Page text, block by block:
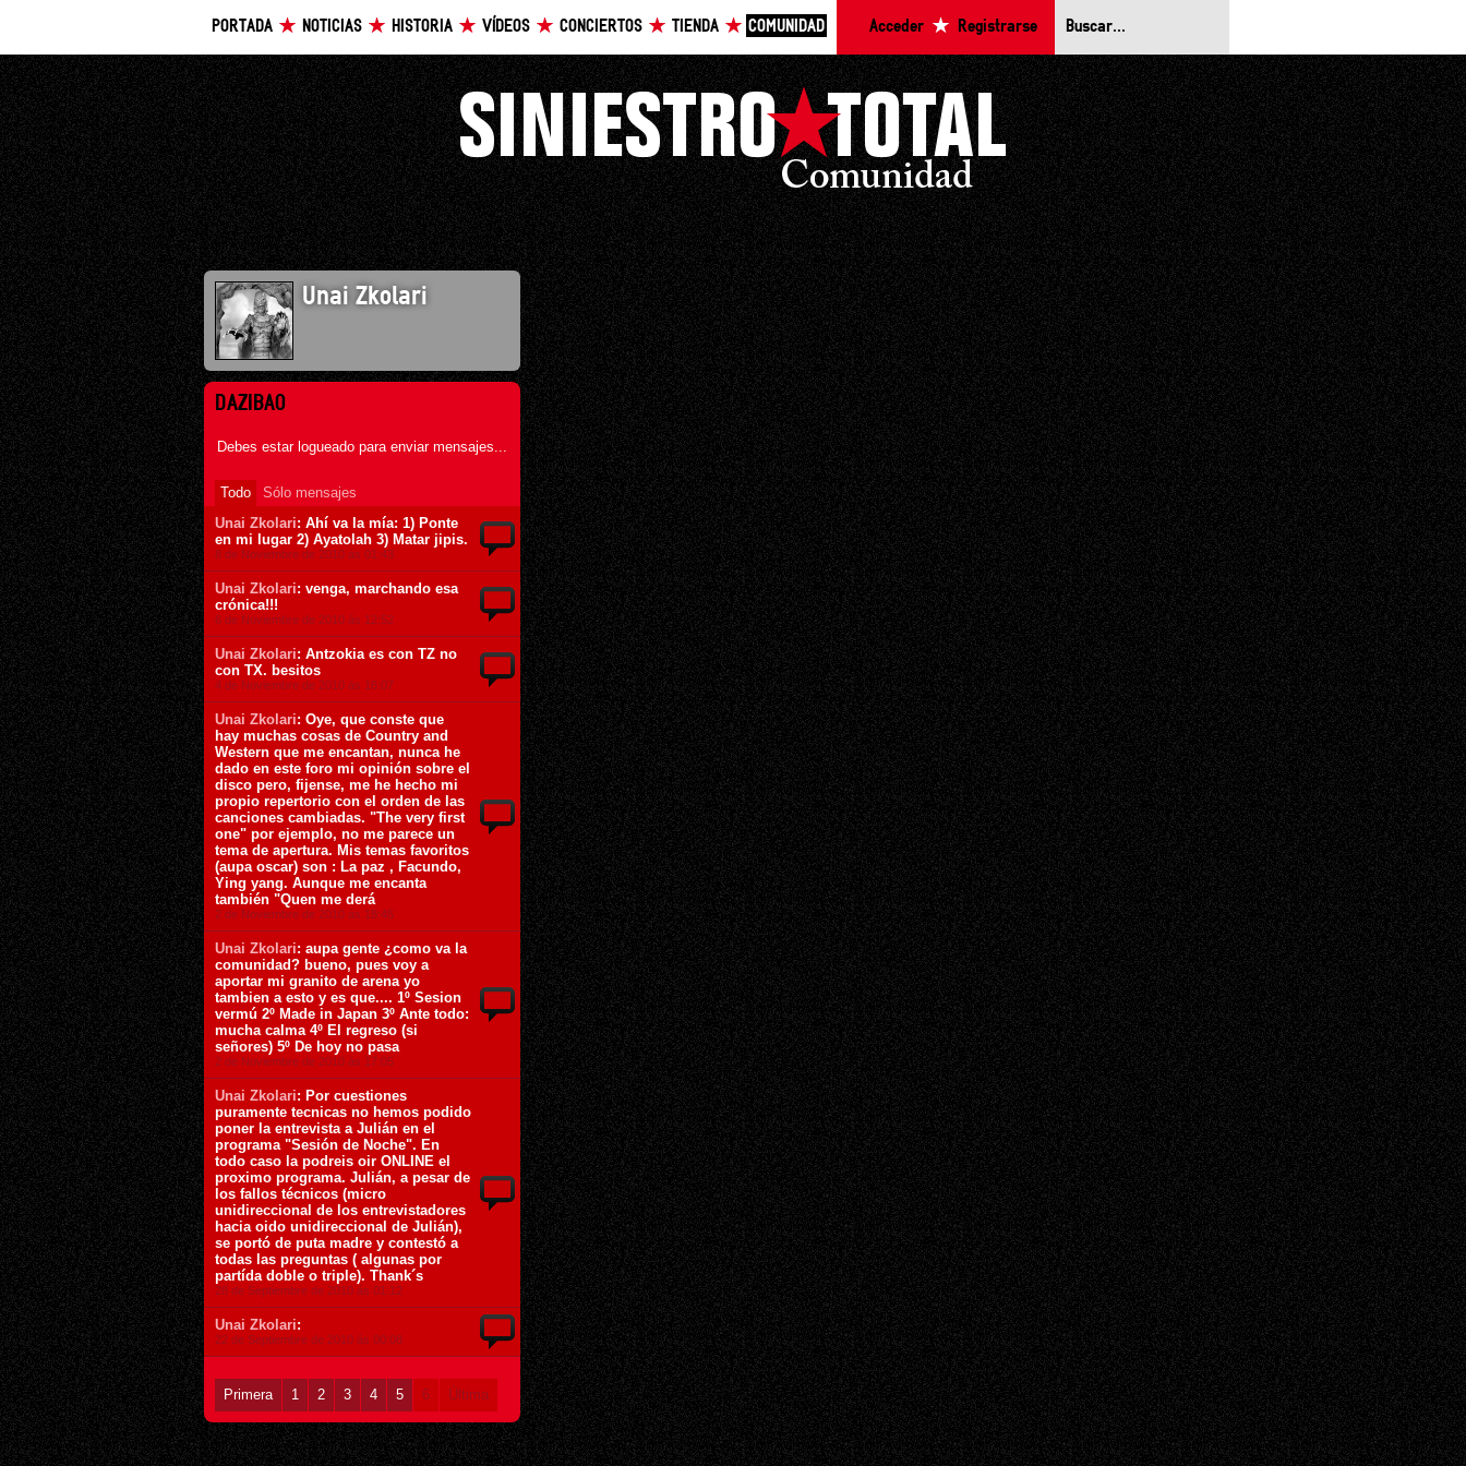
PORTADA NOTICIAS HISTORIA VÍDEOS CONCIERTOS TIENDA COMUNIDAD Acceder Registrarse
Unai Zkolari
DAZIBAO
Debes estar logueado para enviar mensajes...
Todo
Sólo mensajes
Unai Zkolari: Ahí va la mía: 1) Ponte
en mi lugar 2) Ayatolah 3) Matar jipis.
8 de Noviembre de 2010 ás 01:43
Unai Zkolari: venga, marchando esa
crónica!!!
6 de Noviembre de 2010 ás 12:52
Unai Zkolari: Antzokia es con TZ no
con TX. besitos
4 de Noviembre de 2010 ás 16:07
Unai Zkolari: Oye, que conste que
hay muchas cosas de Country and
Western que me encantan, nunca he
dado en este foro mi opinión sobre el
disco pero, fijense, me he hecho mi
propio repertorio con el orden de las
canciones cambiadas. "The very first
one" por ejemplo, no me parece un
tema de apertura. Mis temas favoritos
(aupa oscar) son : La paz , Facundo,
Ying yang. Aunque me encanta
también "Quen me derá
2 de Noviembre de 2010 ás 18:45
Unai Zkolari: aupa gente ¿como va la
comunidad? bueno, pues voy a
aportar mi granito de arena yo
tambien a esto y es que.... 1º Sesion
vermú 2º Made in Japan 3º Ante todo:
mucha calma 4º El regreso (si
señores) 5º De hoy no pasa
2 de Noviembre de 2010 ás 17:05
Unai Zkolari: Por cuestiones
puramente tecnicas no hemos podido
poner la entrevista a Julián en el
programa "Sesión de Noche". En
todo caso la podreis oir ONLINE el
proximo programa. Julián, a pesar de
los fallos técnicos (micro
unidireccional de los entrevistadores
hacia oido unidireccional de Julián),
se portó de puta madre y contestó a
todas las preguntas ( algunas por
partída doble o triple). Thank´s
28 de Septiembre de 2010 ás 01:12
Unai Zkolari:
22 de Septiembre de 2010 ás 00:08
Primera 1 2 3 4 5 6 Última